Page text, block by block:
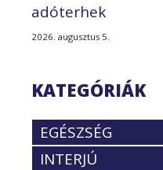
adóterhek
2026. augusztus 5.
KATEGÓRIÁK
EGÉSZSÉG
INTERJÚ